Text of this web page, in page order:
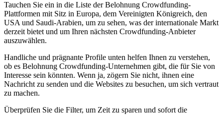
Tauchen Sie ein in die Liste der Belohnung Crowdfunding-
Plattformen mit Sitz in Europa, dem Vereinigten Königreich, den
USA und Saudi-Arabien, um zu sehen, was der internationale Markt
derzeit bietet und um Ihren nächsten Crowdfunding-Anbieter
auszuwählen.
Handliche und prägnante Profile unten helfen Ihnen zu verstehen,
ob es Belohnung Crowdfunding-Unternehmen gibt, die für Sie von
Interesse sein könnten. Wenn ja, zögern Sie nicht, ihnen eine
Nachricht zu senden und die Websites zu besuchen, um sich vertraut
zu machen.
Überprüfen Sie die Filter, um Zeit zu sparen und sofort die